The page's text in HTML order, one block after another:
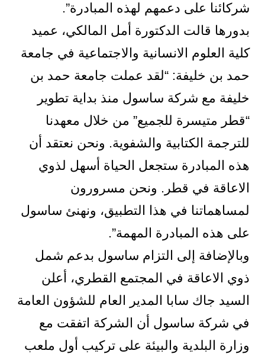
شركائنا على دعمهم لهذه المبادرة”.
بدورها قالت الدكتورة أمل المالكي، عميد
كلية العلوم الانسانية والاجتماعية في جامعة
حمد بن خليفة: “لقد عملت جامعة حمد بن
خليفة مع شركة ساسول منذ بداية تطوير
“قطر متيسرة للجميع” من خلال معهدنا
للترجمة الكتابية والشفوية. ونحن نعتقد أن
هذه المبادرة ستجعل الحياة أسهل لذوي
الاعاقة في قطر. ونحن مسرورون
لمساهماتنا في هذا التطبيق، ونهنئ ساسول
على هذه المبادرة المهمة”.
وبالإضافة إلى التزام ساسول بدعم شمل
ذوي الاعاقة في المجتمع القطري، أعلن
السيد جاك سابا المدير العام للشؤون العامة
في شركة ساسول أن الشركة اتفقت مع
وزارة البلدية والبيئة على تركيب أول ملعب